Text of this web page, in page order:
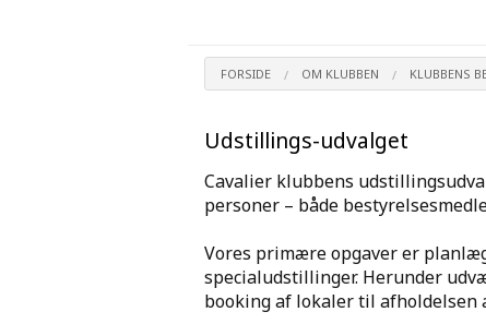
FORSIDE OM KLUBBEN KLUBBENS
Udstillings-udvalget
Cavalier klubbens
personer – både
Vores primære opgaver er
specialudstillinger. Herunder
booking af lokaler til afholdelsen